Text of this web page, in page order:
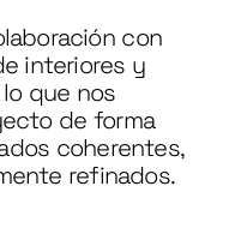
con
interiores y
que nos
de forma
coherentes,
refinados.